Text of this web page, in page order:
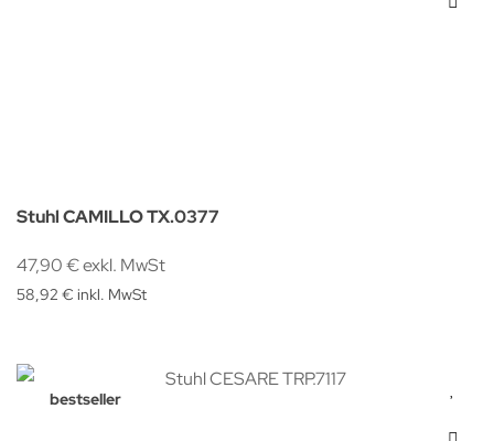
Stuhl CAMILLO TX.0377
47,90 € exkl. MwSt
58,92 € inkl. MwSt
bestseller